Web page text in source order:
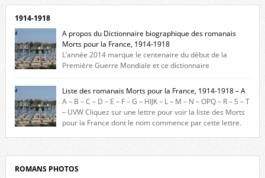
1914-1918
A propos du Dictionnaire biographique des romanais
Morts pour la France, 1914-1918
L’année 2014 marque le centenaire du début de la
Première Guerre Mondiale et ce dictionnaire
biographique veut rendre hommage aux romanais Morts pour la
France durant ce conflit. La base de cette recherche historique est
constituée des noms gravés sur les plaques commémoratives de
l’Hôtel de Ville, du lycée du Dauphiné et du lycée Triboulet, […]
Liste des romanais Morts pour la France, 1914-1918 – A
A – B – C – D – E – F – G – HIJK – L – M – N – OPQ – R – S – T
– UVW Cliquez sur une lettre pour voir la liste des Morts
pour la France dont le nom commence par cette lettre.
ROMANS PHOTOS